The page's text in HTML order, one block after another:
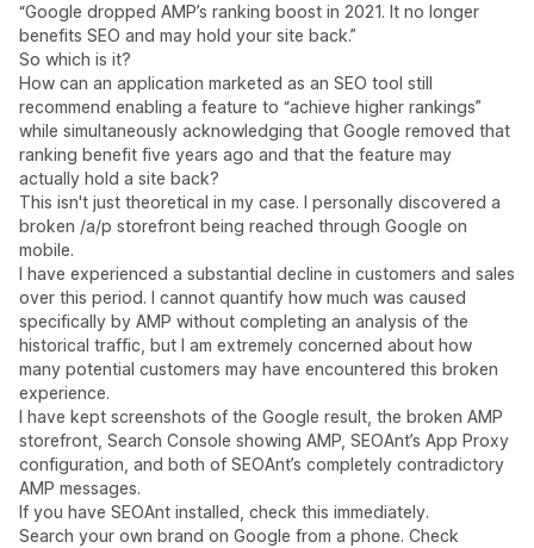
“Google dropped AMP’s ranking boost in 2021. It no longer
benefits SEO and may hold your site back.”
So which is it?
How can an application marketed as an SEO tool still
recommend enabling a feature to “achieve higher rankings”
while simultaneously acknowledging that Google removed that
ranking benefit five years ago and that the feature may
actually hold a site back?
This isn't just theoretical in my case. I personally discovered a
broken /a/p storefront being reached through Google on
mobile.
I have experienced a substantial decline in customers and sales
over this period. I cannot quantify how much was caused
specifically by AMP without completing an analysis of the
historical traffic, but I am extremely concerned about how
many potential customers may have encountered this broken
experience.
I have kept screenshots of the Google result, the broken AMP
storefront, Search Console showing AMP, SEOAnt’s App Proxy
configuration, and both of SEOAnt’s completely contradictory
AMP messages.
If you have SEOAnt installed, check this immediately.
Search your own brand on Google from a phone. Check